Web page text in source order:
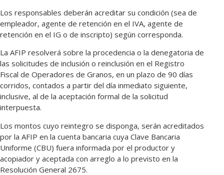
Los responsables deberán acreditar su condición (sea de
empleador, agente de retención en el IVA, agente de
retención en el IG o de inscripto) según corresponda.
La AFIP resolverá sobre la procedencia o la denegatoria de
las solicitudes de inclusión o reinclusión en el Registro
Fiscal de Operadores de Granos, en un plazo de 90 días
corridos, contados a partir del día inmediato siguiente,
inclusive, al de la aceptación formal de la solicitud
interpuesta.
Los montos cuyo reintegro se disponga, serán acreditados
por la AFIP en la cuenta bancaria cuya Clave Bancaria
Uniforme (CBU) fuera informada por el productor y
acopiador y aceptada con arreglo a lo previsto en la
Resolución General 2675.